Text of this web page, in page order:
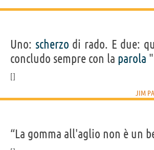
Uno: scherzo di rado. E due:
concludo sempre con la parola
JIM
“La gomma all'aglio non è un